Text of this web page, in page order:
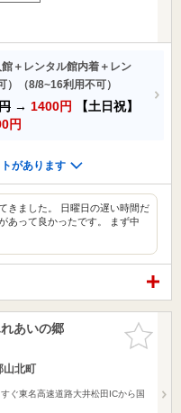
館＋レンタル館内着＋レン
（8/8~16利用不可）
→ 1400円
【土日祝】
円
があります
きました。 日曜日の遅い時間だ
あって良かったです。 まず中
お気に入
りに追加
あいの郷
山北町
ぐ東名高速道路大井松田ICから国